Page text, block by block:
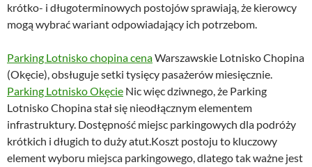
krótko- i długoterminowych postojów sprawiają, że kierowcy
mogą wybrać wariant odpowiadający ich potrzebom.
Parking Lotnisko chopina cenaWarszawskie Lotnisko Chopina
(Okęcie), obsługuje setki tysięcy pasażerów miesięcznie.
Parking Lotnisko Okęcie Nic więc dziwnego, że Parking
Lotnisko Chopina stał się nieodłącznym elementem
infrastruktury. Dostępność miejsc parkingowych dla podróży
krótkich i długich to duży atut.Koszt postoju to kluczowy
element wyboru miejsca parkingowego, dlatego tak ważne jest